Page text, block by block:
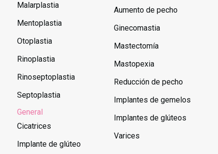
Malarplastia
Mentoplastia
Otoplastia
Rinoplastia
Rinoseptoplastia
Septoplastia
General
Cicatrices
Implante de glúteo
Aumento de pecho
Ginecomastia
Mastectomía
Mastopexia
Reducción de pecho
Implantes de gemelos
Implantes de glúteos
Varices